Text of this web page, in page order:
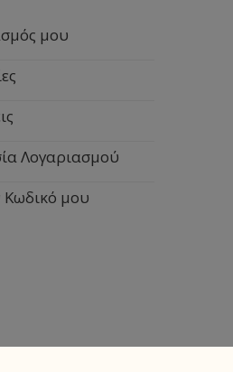
μου
Λογαριασμού
μου